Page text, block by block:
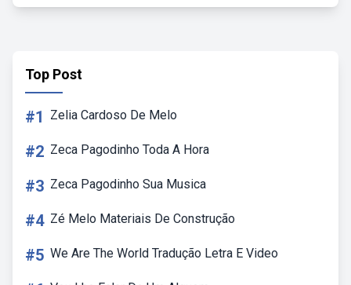
Top Post
#1 Zelia Cardoso De Melo
#2 Zeca Pagodinho Toda A Hora
#3 Zeca Pagodinho Sua Musica
#4 Zé Melo Materiais De Construção
#5 We Are The World Tradução Letra E Video